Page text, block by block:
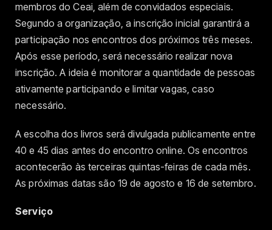
membros do Ceai, além de convidados especiais.
Segundo a organização, a inscrição inicial garantirá a
participação nos encontros dos próximos três meses.
Após esse período, será necessário realizar nova
inscrição. A ideia é monitorar a quantidade de pessoas
ativamente participando e limitar vagas, caso
necessário.
A escolha dos livros será divulgada publicamente entre
40 e 45 dias antes do encontro online. Os encontros
acontecerão às terceiras quintas-feiras de cada mês.
As próximas datas são 19 de agosto e 16 de setembro.
Serviço